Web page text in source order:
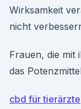
Wirksamkeit
nicht
Frauen, die mit
das
cbd für tierärzte